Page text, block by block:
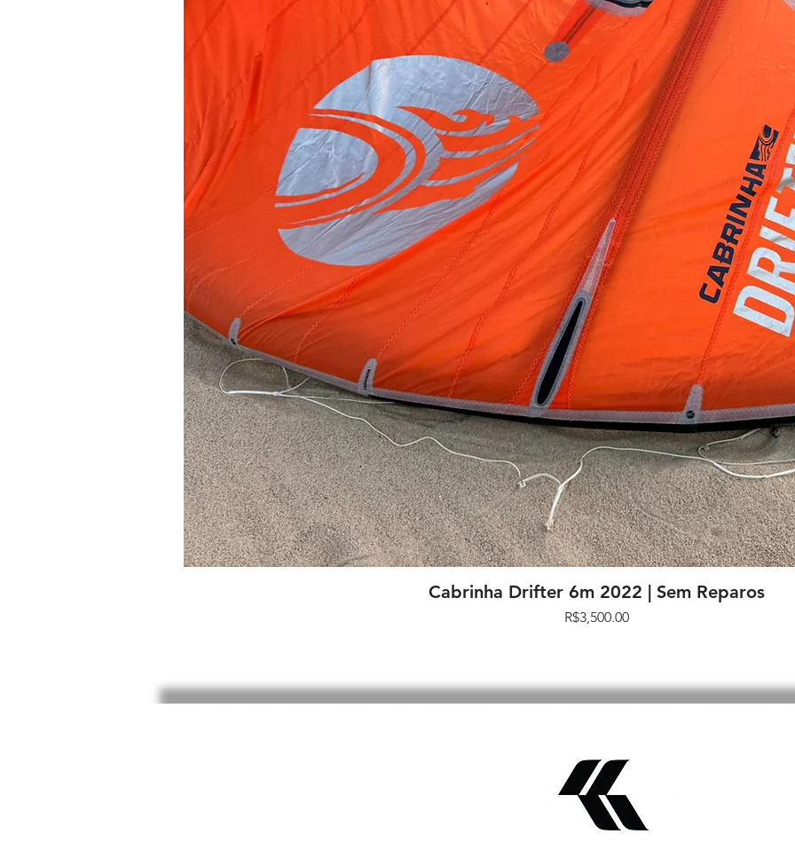
Quick View
Cabrinha Drifter 6m 2022 | Sem Reparos
Price
R$3,500.00